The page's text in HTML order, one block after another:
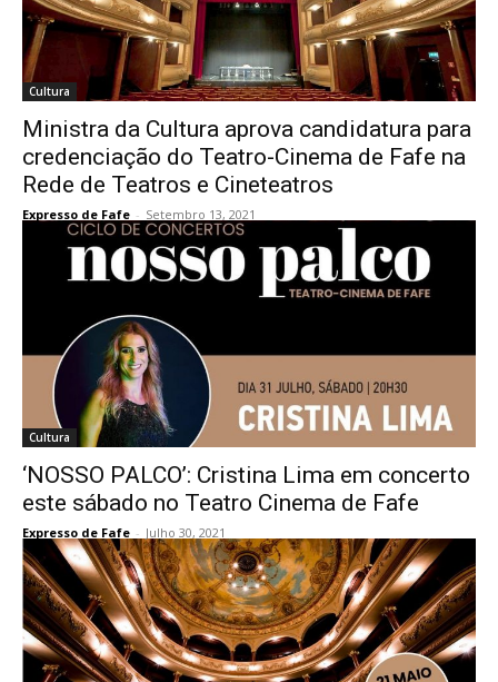
Cultura
Ministra da Cultura aprova candidatura para
credenciação do Teatro-Cinema de Fafe na
Rede de Teatros e Cineteatros
Expresso de Fafe - Setembro 13, 2021
Cultura
‘NOSSO PALCO’: Cristina Lima em concerto
este sábado no Teatro Cinema de Fafe
Expresso de Fafe - Julho 30, 2021